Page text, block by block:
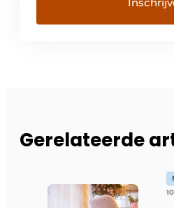
Gerelateerde